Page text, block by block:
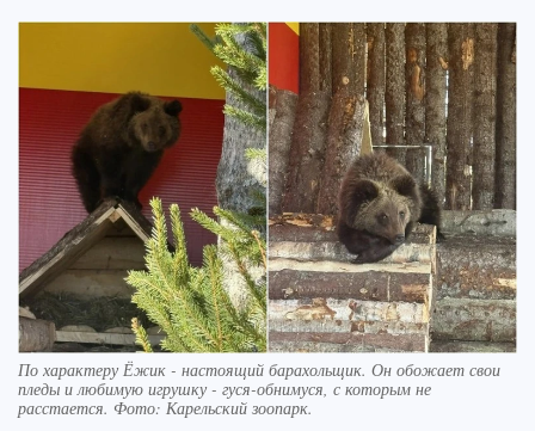
По характеру Ёжик - настоящий барахольщик. Он обожает свои
пледы и любимую игрушку - гуся-обнимуся, с которым не
расстается. Фото: Карельский зоопарк.